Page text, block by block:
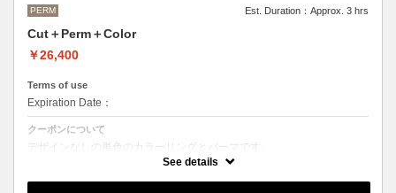
PERM Est. Duration：Approx. 3 hrs
Cut＋Perm＋Color
￥26,400
Terms of use
Expiration Date：
クーポンについて
デザインなしの単色のカラーリングとパーマです。
マ、ツイストパーマなどをご希望の方は最終受付時間が変わるため、別
See details